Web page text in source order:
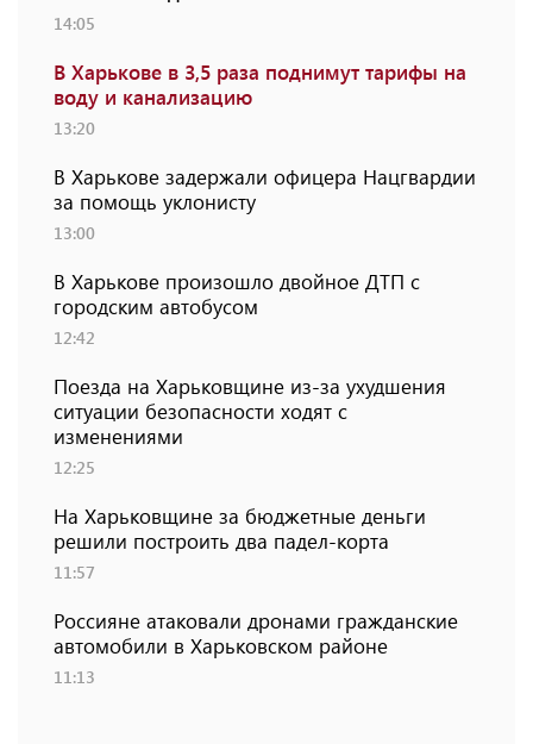
14:05
В Харькове в 3,5 раза поднимут тарифы на
воду и канализацию
13:20
В Харькове задержали офицера Нацгвардии
за помощь уклонисту
13:00
В Харькове произошло двойное ДТП с
городским автобусом
12:42
Поезда на Харьковщине из-за ухудшения
ситуации безопасности ходят с
изменениями
12:25
На Харьковщине за бюджетные деньги
решили построить два падел-корта
11:57
Россияне атаковали дронами гражданские
автомобили в Харьковском районе
11:13